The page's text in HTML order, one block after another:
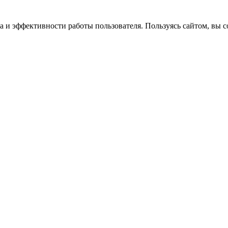
работы пользователя. Пользуясь сайтом, вы